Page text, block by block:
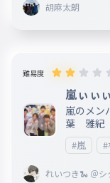
、？あれ
胡麻太朗
難易度
嵐ぃぃ
嵐のメンバータ
葉 雅紀
#嵐
れいつき🐍 ＠シ